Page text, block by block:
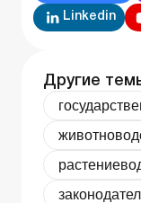
Linkedin
Другие